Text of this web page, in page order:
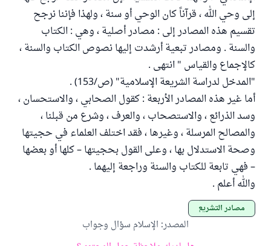
إلى وحي الله ، قرآناً كان الوحي أو سنة ، ولهذا فإننا نرجح
تقسيم هذه المصادر إلى : مصادر أصلية ، وهي : الكتاب
والسنة . ومصادر تبعية أرشدت إليها نصوص الكتاب والسنة ،
كالإجماع والقياس " انتهى .
"المدخل لدراسة الشريعة الإسلامية" (ص/153) .
أما غير هذه المصادر الأربعة : كقول الصحابي ، والاستحسان ،
وسد الذرائع ، والاستصحاب ، والعرف ، وشرع من قبلنا ،
والمصالح المرسلة ، وغيرها ، فقد اختلف العلماء في حجيتها
وصحة الاستدلال بها ، وعلى القول بحجيتها – كلها أو بعضها
– فهي تابعة للكتاب والسنة وراجعة إليهما .
والله أعلم .
مصادر التشريع
المصدر: الإسلام سؤال وجواب